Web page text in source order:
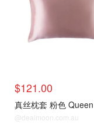
$121.00
真丝枕套 粉色 Queen
@dealmoon.com.au